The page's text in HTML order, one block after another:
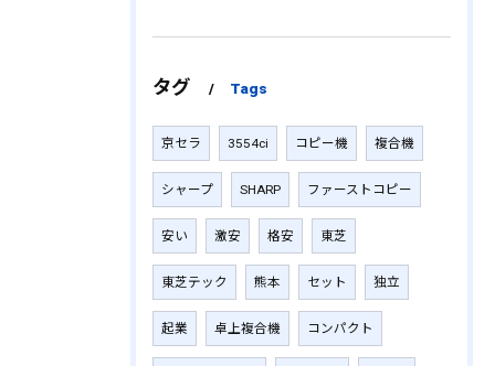
タグ Tags
京セラ 3554ci コピー機 複合機
シャープ SHARP ファーストコピー
安い 激安 格安 東芝
東芝テック 熊本 セット 独立
起業 卓上複合機 コンパクト